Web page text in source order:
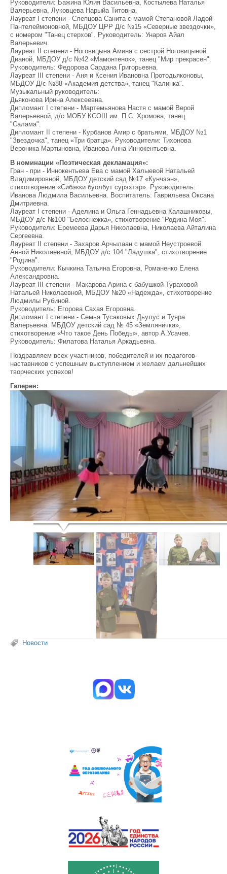
Руководители: Бажина Юлия Васильевна, Костылева Наталья
Валерьевна, Луковцева Нарыйа Титовна.
Лауреат I степени - Слепцова Санита с мамой Степановой Ладой
Пантелеймоновной, МБДОУ ЦРР Д/с №15 «Северные звездочки»,
с номером "Танец стерхов". Руководитель: Унаров Айал
Валерьевич.
Лауреат II степени - Ноговицына Амина с сестрой Ноговицыной
Дианой, МБДОУ д/с №42 «Мамонтенок», танец "Мир прекрасен".
Руководитель: Федорова Сардана Григорьевна.
Лауреат III степени - Аня и Ксения Ивановна Протодьяконовы,
МБДОУ Д/с №88 «Академия детства», танец "Калинка".
Музыкальный руководитель:
Дьяконова Ирина Алексеевна.
Дипломант I степени - Мартемьянова Настя с мамой Верой
Валерьевной, д/с МОБУ КСОШ им. П.С. Хромова, танец
"Салама".
Дипломант II степени - Курбанов Амир с братьями, МБДОУ №1
"Звездочка", танец «Три братца». Руководители: Тихонова
Вероника Мартыновна, Иванова Анна Иннокентьевна.
В номинации «Поэтическая декламация»:
Гран - при - Иннокентьева Ева с мамой Халыевой Натальей
Владимировной, МБДОУ детский сад №17 «Кунчээн»,
стихотворение «Сибэкки буолбут сурэхтэр». Руководитель:
Иванова Людмила Васильевна. Воспитатель: Гаврильева Оксана
Дмитриевна.
Лауреат I степени - Аделина и Ольга Геннадьевна Калашниковы,
МБДОУ д/с №100 "Белоснежка», стихотворение "Родина Моя".
Руководители: Еремеева Дарья Николаевна, Николаева Айталина
Сергеевна.
Лауреат II степени - Захаров Арчылаан с мамой Неустроевой
Анной Николаевной, МБДОУ д/с 104 "Ладушка", стихотворение
"Родина".
Руководители: Кычкина Татьяна Егоровна, Романенко Елена
Александровна.
Лауреат III степени - Макарова Арина с бабушкой Тураховой
Натальей Николаевной, МБДОУ №20 «Надежда», стихотворение
Людмилы Рубиной.
Руководитель: Егорова Сахая Егоровна.
Дипломант I степени - Семья Тусаковых Дьулус и Туяра
Валерьевна. МБДОУ детский сад № 45 «Земляничка»,
стихотворение «Что такое День Победы», автор А.Усачев.
Руководитель: Филатова Наталья Аркадьевна.
Поздравляем всех участников, победителей и их педагогов-
наставников с успешным выступлением и желаем дальнейших
творческих успехов!
Галерея:
Новости